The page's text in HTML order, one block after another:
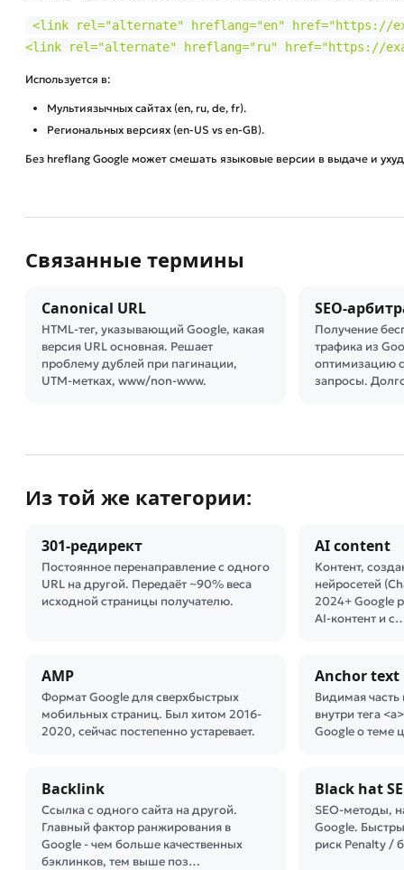
<link rel="alternate" hreflang="en" href="https://
<link rel="alternate" hreflang="ru" href="https://
Используется в:
Мультиязычных сайтах (en, ru, de, fr).
Региональных версиях (en-US vs en-GB).
Без hreflang Google может смешать языковые версии в выдаче и
Связанные термины
Canonical URL
HTML-тег, указывающий Google, какая
версия URL основная. Решает
проблему дублей при пагинации,
UTM-метках, www/non-www.
SEO-
Получение
трафика из
оптимизацию
запросы.
Из той же категории:
301-редирект
Постоянное перенаправление с одного
URL на другой. Передаёт ~90% веса
исходной страницы получателю.
AI content
Контент,
нейросетей
2024+ Google
AI-контент и
AMP
Формат Google для сверхбыстрых
мобильных страниц. Был хитом 2016-
2020, сейчас постепенно устаревает.
Anchor text
Видимая часть
внутри тега
Google о теме
Backlink
Ссылка с одного сайта на другой.
Главный фактор ранжирования в
Google - чем больше качественных
бэклинков, тем выше поз…
Black hat
SEO-методы,
Google.
риск Penalty /